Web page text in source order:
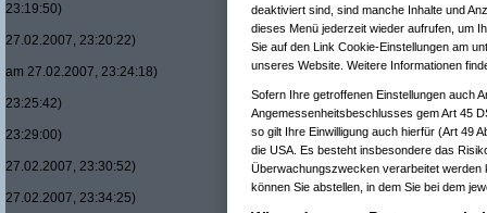
23:19:50)
27.02.2007, 23:20:22)
am 27.02.2007, 23:24:18)
23:25:42)
23:29:00)
27.02.2007, 23:30:52)
27.02.2007, 23:34:25)
deaktiviert sind, sind manche Inhalte und
dieses Menü jederzeit wieder aufrufen, um
Sie auf den Link Cookie-Einstellungen am
unseres Website. Weitere Informationen
Sofern Ihre getroffenen Einstellungen auch
Angemessenheitsbeschlusses gem Art 45
so gilt Ihre Einwilligung auch hierfür (Art 49
die USA. Es besteht insbesondere das
Überwachungszwecken verarbeitet werden
können Sie abstellen, in dem Sie bei dem